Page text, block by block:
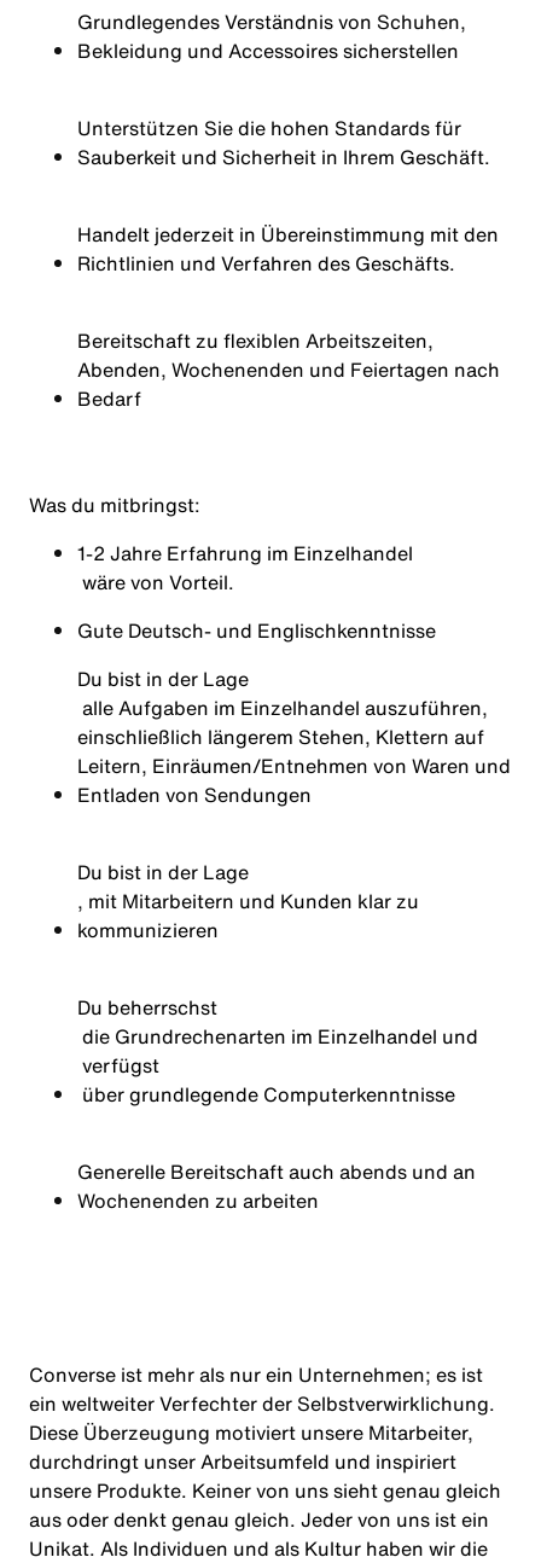
Grundlegendes Verständnis von Schuhen,
Bekleidung und Accessoires sicherstellen
Unterstützen Sie die hohen Standards für
Sauberkeit und Sicherheit in Ihrem Geschäft.
Handelt jederzeit in Übereinstimmung mit den
Richtlinien und Verfahren des Geschäfts.
Bereitschaft zu flexiblen Arbeitszeiten,
Abenden, Wochenenden und Feiertagen nach
Bedarf
Was du mitbringst:
1-2 Jahre Erfahrung im Einzelhandel
wäre von Vorteil.
Gute Deutsch- und Englischkenntnisse
Du bist in der Lage
alle Aufgaben im Einzelhandel auszuführen,
einschließlich längerem Stehen, Klettern auf
Leitern, Einräumen/Entnehmen von Waren und
Entladen von Sendungen
Du bist in der Lage
, mit Mitarbeitern und Kunden klar zu
kommunizieren
Du beherrschst
die Grundrechenarten im Einzelhandel und
verfügst
über grundlegende Computerkenntnisse
Generelle Bereitschaft auch abends und an
Wochenenden zu arbeiten
Converse ist mehr als nur ein Unternehmen; es ist
ein weltweiter Verfechter der Selbstverwirklichung.
Diese Überzeugung motiviert unsere Mitarbeiter,
durchdringt unser Arbeitsumfeld und inspiriert
unsere Produkte. Keiner von uns sieht genau gleich
aus oder denkt genau gleich. Jeder von uns ist ein
Unikat. Als Individuen und als Kultur haben wir die